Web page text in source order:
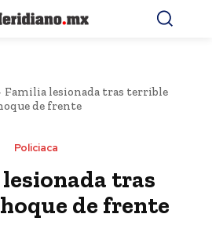
Familia lesionada tras terrible
de frente
Policiaca
tras
de frente